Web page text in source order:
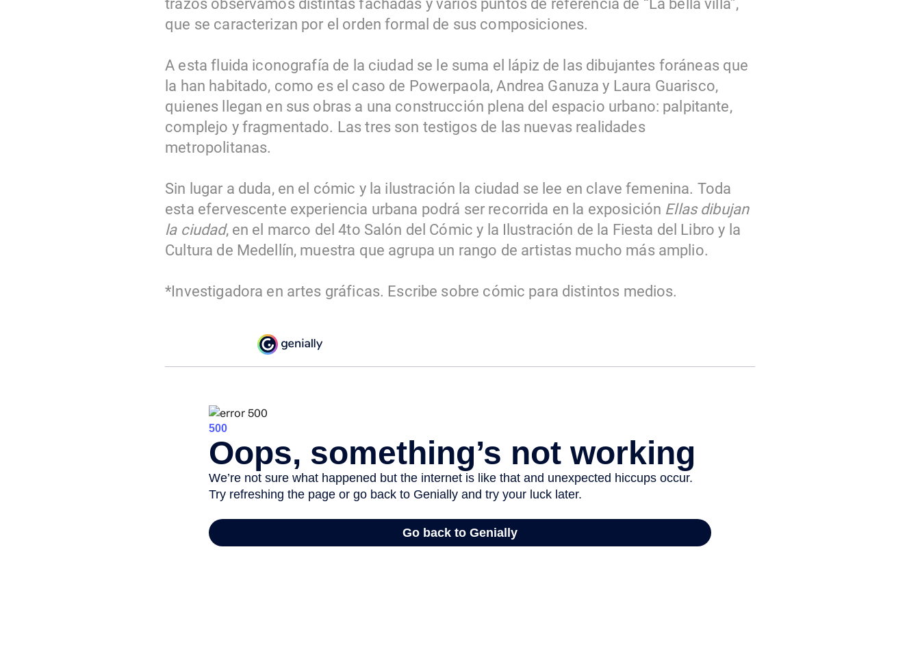
trazos observamos distintas fachadas y varios puntos de referencia de “La bella villa”,
que se caracterizan por el orden formal de sus composiciones.
A esta fluida iconografía de la ciudad se le suma el lápiz de las dibujantes foráneas que
la han habitado, como es el caso de Powerpaola, Andrea Ganuza y Laura Guarisco,
quienes llegan en sus obras a una construcción plena del espacio urbano: palpitante,
complejo y fragmentado. Las tres son testigos de las nuevas realidades
metropolitanas.
Sin lugar a duda, en el cómic y la ilustración la ciudad se lee en clave femenina. Toda
esta efervescente experiencia urbana podrá ser recorrida en la exposición Ellas dibujan
la ciudad, en el marco del 4to Salón del Cómic y la Ilustración de la Fiesta del Libro y la
Cultura de Medellín, muestra que agrupa un rango de artistas mucho más amplio.
*Investigadora en artes gráficas. Escribe sobre cómic para distintos medios.